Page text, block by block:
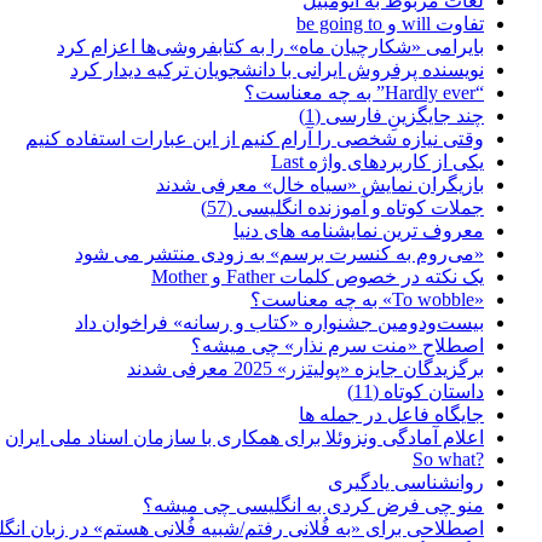
تفاوت will و be going to
بایرامی «شکارچیان ماه» را به کتابفروشی‌ها اعزام کرد
نویسنده پرفروش ایرانی با دانشجویان ترکیه دیدار کرد
“Hardly ever” به چه معناست؟
چند جایگزینِ فارسی (1)
وقتی نیازه شخصی را آرام کنیم از این عبارات استفاده کنیم
یکی از کاربردهای واژه Last
بازیگران نمایش «سیاه خال» معرفی شدند
جملات کوتاه و آموزنده انگلیسی (57)
معروف ترین نمایشنامه های دنیا
«می‌روم به کنسرت برسم» به زودی منتشر می شود
یک نکته در خصوص کلمات Father و Mother
«To wobble» به چه معناست؟
بیست‌ودومین جشنواره «کتاب و رسانه» فراخوان داد
اصطلاح «منت سرم نذار» چی میشه؟
برگزیدگان جایزه «پولیتزر» 2025 معرفی شدند
داستان کوتاه (11)
جایگاه فاعل در جمله ها
اعلام آمادگی ونزوئلا برای همکاری با سازمان اسناد ملی ایران
?So what
روانشناسی یادگیری
منو چی فرض کردی به انگلیسی چی میشه؟
اصطلاحی برای «به فُلانی رفتم/شبیه فُلانی هستم» در زبان